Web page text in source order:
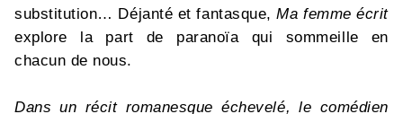
substitution… Déjanté et fantasque,Ma femme écrit
explore la part de paranoïa qui sommeille en
chacun de nous.
Dans un récit romanesque échevelé, le comédien